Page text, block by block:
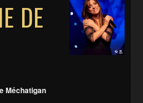
DE
Méchatigan